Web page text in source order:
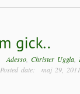
Adesso Christer Uggla
date: maj 29, 2011